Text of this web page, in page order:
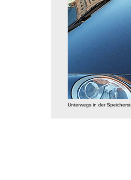
Unterwegs in der